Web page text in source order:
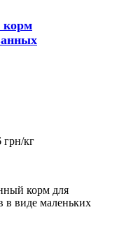
корм
грн/кг
корм для
в виде маленьких